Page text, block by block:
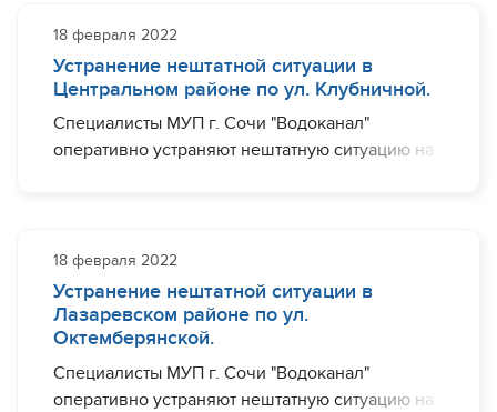
по ул. Плановая, пер. Лоосский, ул. Лоосская.
Завершить необходимый комплекс работ
планируется до 20:00.
Устранение нештатной ситуации в
Центральном районе по ул. Клубничной.
18 февраля 2022
Специалисты МУП г. Сочи "Водоканал"
оперативно устраняют нештатную ситуацию на
наблюдаться (частично) по ул. Клубничная.
Завершить необходимый комплекс работ
планируется до 16:00.
Устранение нештатной ситуации в
Лазаревском районе по ул.
Октемберянской.
18 февраля 2022
Специалисты МУП г. Сочи "Водоканал"
оперативно устраняют нештатную ситуацию на